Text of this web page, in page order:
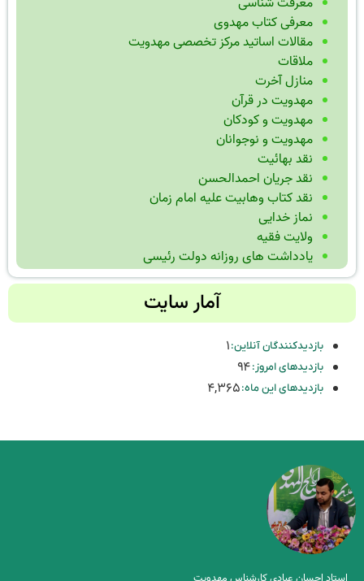
معرفی کتاب مهدوی
مقالات اساتید مرکز تخصصی مهدویت
ملاقات
منازل آخرت
مهدویت در قرآن
مهدویت و کودکان
مهدویت و نوجوانان
نقد بهائیت
نقد جریان احمدالحسن
نقد کتاب وهابیت علیه امام زمان
نماز خدایی
ولایت فقیه
یادداشت های روزانه دولت رئیسی
آمار سایت
بازدیدکنندگان آنلاین:۱
بازدیدهای امروز:۹۴
بازدیدهای این ماه:۴,۳۶۵